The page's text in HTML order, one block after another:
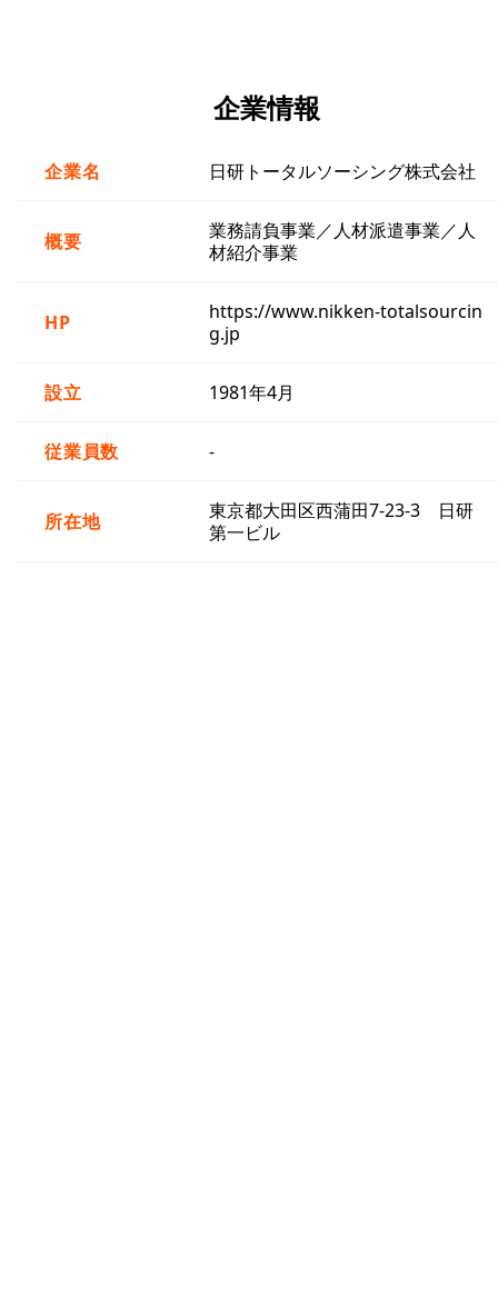
企業情報
企業名 日研トータルソーシング株式会社
概要
業務請負事業／人材派遣事業／人
材紹介事業
HP
https://www.nikken-totalsourcin
g.jp
設立 1981年4月
従業員数 -
所在地
東京都大田区西蒲田7-23-3 日研
第一ビル